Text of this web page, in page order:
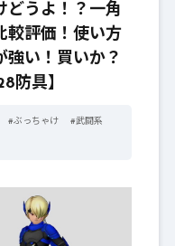
どうよ！？一角
較評価！使い方
強い！買いか？
防具】
#ぶっちゃけ #武闘系